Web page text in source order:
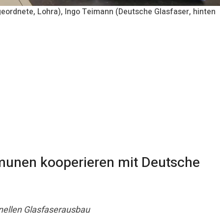
Lohra), Ingo Teimann (Deutsche Glasfaser, hinten
kooperieren mit Deutsche
Glasfaserausbau